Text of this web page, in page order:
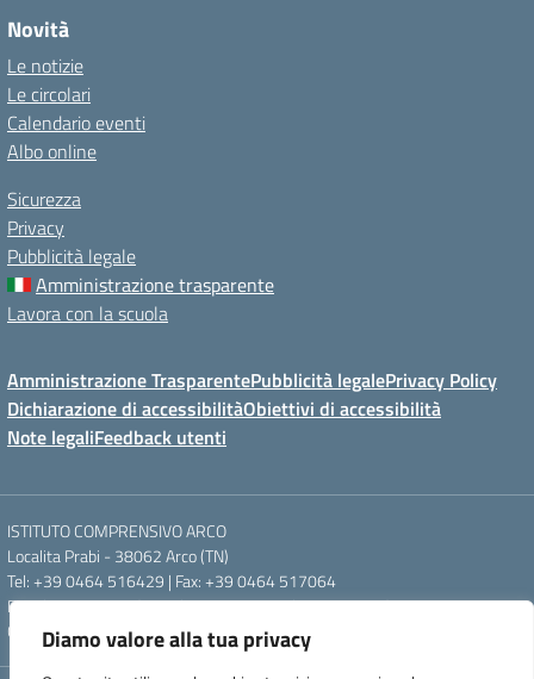
Diamo valore alla tua privacy
Novità
Le notizie
Le circolari
Calendario eventi
Albo online
Sicurezza
Privacy
Pubblicità legale
Amministrazione trasparente
Lavora con la scuola
Amministrazione TrasparentePubblicità legalePrivacy Policy
Dichiarazione di accessibilitàObiettivi di accessibilità
Note legaliFeedback utenti
ISTITUTO COMPRENSIVO ARCO
Localita Prabi - 38062 Arco (TN)
Tel: +39 0464 516429 | Fax: +39 0464 517064
Email: segr.ic.arco@scuole.provincia.tn.it | PEC: ic.arco@pec.provincia.tn.it
Codice meccanografico: TNIC840005 | Codice fiscale: 93012960220